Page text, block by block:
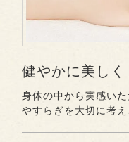
健やかに美しく
身体の中から実感い
やすらぎを大切に考